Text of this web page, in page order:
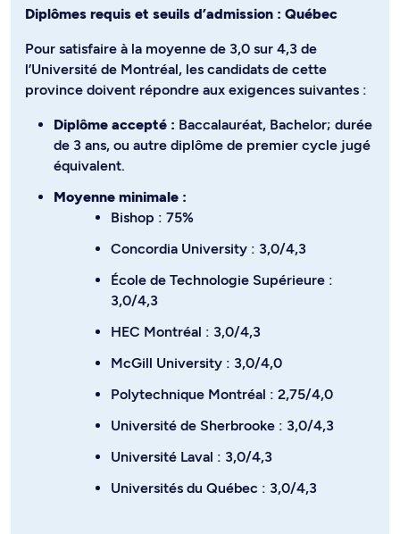
Diplômes requis et seuils d’admission : Québec
Pour satisfaire à la moyenne de 3,0 sur 4,3 de
l’Université de Montréal, les candidats de cette
province doivent répondre aux exigences suivantes :
Diplôme accepté : Baccalauréat, Bachelor; durée
de 3 ans, ou autre diplôme de premier cycle jugé
équivalent.
Moyenne minimale :
Bishop : 75%
Concordia University : 3,0/4,3
École de Technologie Supérieure :
3,0/4,3
HEC Montréal : 3,0/4,3
McGill University : 3,0/4,0
Polytechnique Montréal : 2,75/4,0
Université de Sherbrooke : 3,0/4,3
Université Laval : 3,0/4,3
Universités du Québec : 3,0/4,3